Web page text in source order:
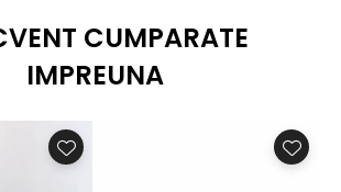
20mm
40 sau 45cmCUMPARATE
IMPREUNA